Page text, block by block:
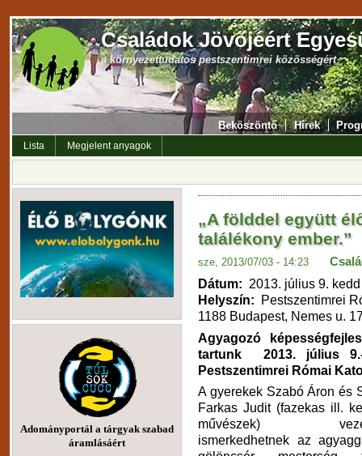
Családok Jövőjéért
a környezettudatos pestszentimrei közösségért
Beköszöntő Hírek
Lista Megjelent anyagok
Adományportál a tárgyak szabad
áramlásáért
„A földdel együtt
találékony ember.”
sze, 2013/07/03 - 14:23
Dátum: 2013. július 9.
Helyszín: Pestszentimrei
1188 Budapest, Nemes u.
Agyagozó
tartunk 2013. július
Pestszentimrei Római
A gyerekek Szabó Áron és
Farkas Judit (fazekas ill.
művészek)
ismerkedhetnek az